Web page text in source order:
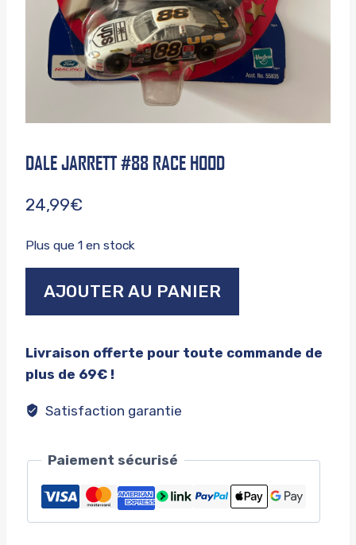
DALE JARRETT #88 RACE HOOD
24,99€
Plus que 1 en stock
Dale
race
hood
AJOUTER AU PANIER
Livraison offerte pour toute commande de
plus de 69€ !
Satisfaction garantie
Paiement sécurisé